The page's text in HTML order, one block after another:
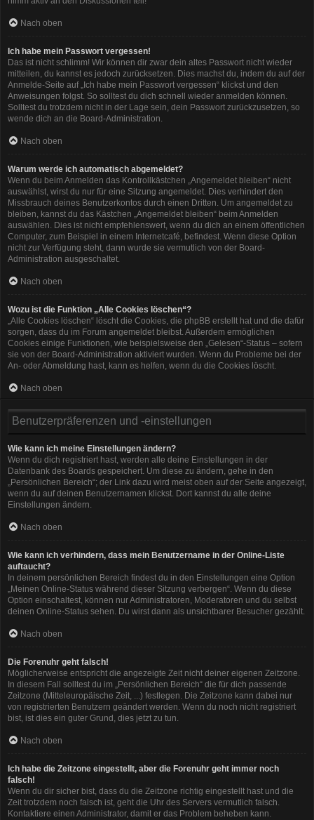
Nach oben
Ich habe mein Passwort vergessen!
Das ist nicht schlimm! Wir können dir zwar dein altes Passwort nicht wieder
mitteilen, du kannst es jedoch zurücksetzen. Dies machst du, indem du auf der
Anmelde-Seite auf „Ich habe mein Passwort vergessen“ klickst und den
Anweisungen folgst. So solltest du dich schnell wieder anmelden können.
Solltest du trotzdem nicht in der Lage sein, dein Passwort zurückzusetzen, so
wende dich an die Board-Administration.
Nach oben
Warum werde ich automatisch abgemeldet?
Wenn du beim Anmelden das Kontrollkästchen „Angemeldet bleiben“ nicht
auswählst, wirst du nur für eine Sitzung angemeldet. Dies verhindert den
Missbrauch deines Benutzerkontos durch einen Dritten. Um angemeldet zu
bleiben, kannst du das Kästchen „Angemeldet bleiben“ beim Anmelden
auswählen. Dies ist nicht empfehlenswert, wenn du dich an einem öffentlichen
Computer, zum Beispiel in einem Internetcafé, befindest. Wenn diese Option
nicht zur Verfügung steht, dann wurde sie vermutlich von der Board-
Administration ausgeschaltet.
Nach oben
Wozu ist die Funktion „Alle Cookies löschen“?
„Alle Cookies löschen“ löscht die Cookies, die phpBB erstellt hat und die dafür
sorgen, dass du im Forum angemeldet bleibst. Außerdem ermöglichen
Cookies einige Funktionen, wie beispielsweise den „Gelesen“-Status – sofern
sie von der Board-Administration aktiviert wurden. Wenn du Probleme bei der
An- oder Abmeldung hast, kann es helfen, wenn du die Cookies löscht.
Nach oben
Benutzerpräferenzen und -einstellungen
Wie kann ich meine Einstellungen ändern?
Wenn du dich registriert hast, werden alle deine Einstellungen in der
Datenbank des Boards gespeichert. Um diese zu ändern, gehe in den
„Persönlichen Bereich“; der Link dazu wird meist oben auf der Seite angezeigt,
wenn du auf deinen Benutzernamen klickst. Dort kannst du alle deine
Einstellungen ändern.
Nach oben
Wie kann ich verhindern, dass mein Benutzername in der Online-Liste
auftaucht?
In deinem persönlichen Bereich findest du in den Einstellungen eine Option
„Meinen Online-Status während dieser Sitzung verbergen“. Wenn du diese
Option einschaltest, können nur Administratoren, Moderatoren und du selbst
deinen Online-Status sehen. Du wirst dann als unsichtbarer Besucher gezählt.
Nach oben
Die Forenuhr geht falsch!
Möglicherweise entspricht die angezeigte Zeit nicht deiner eigenen Zeitzone.
In diesem Fall solltest du im „Persönlichen Bereich“ die für dich passende
Zeitzone (Mitteleuropäische Zeit, ...) festlegen. Die Zeitzone kann dabei nur
von registrierten Benutzern geändert werden. Wenn du noch nicht registriert
bist, ist dies ein guter Grund, dies jetzt zu tun.
Nach oben
Ich habe die Zeitzone eingestellt, aber die Forenuhr geht immer noch
falsch!
Wenn du dir sicher bist, dass du die Zeitzone richtig eingestellt hast und die
Zeit trotzdem noch falsch ist, geht die Uhr des Servers vermutlich falsch.
Kontaktiere einen Administrator, damit er das Problem beheben kann.